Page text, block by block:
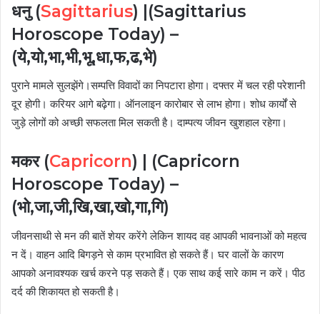
धनु (Sagittarius) |(Sagittarius
Horoscope Today) –
(ये,यो,भा,भी,भू,धा,फ,ढ,भे)
पुराने मामले सुलझेंगे।सम्पत्ति विवादों का निपटारा होगा। दफ्तर में चल रही परेशानी
दूर होगी। करियर आगे बढ़ेगा। ऑनलाइन कारोबार से लाभ होगा। शोध कार्यों से
जुड़े लोगों को अच्छी सफलता मिल सकती है। दाम्पत्य जीवन खुशहाल रहेगा।
मकर (Capricorn) | (Capricorn
Horoscope Today) –
(भो,जा,जी,खि,खा,खो,गा,गि)
जीवनसाथी से मन की बातें शेयर करेंगे लेकिन शायद वह आपकी भावनाओं को महत्व
न दें। वाहन आदि बिगड़ने से काम प्रभावित हो सकते हैं। घर वालों के कारण
आपको अनावश्यक खर्च करने पड़ सकते हैं। एक साथ कई सारे काम न करें। पीठ
दर्द की शिकायत हो सकती है।